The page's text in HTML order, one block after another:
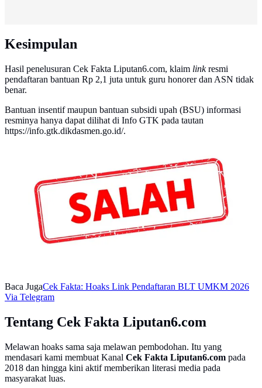
Kesimpulan
Hasil penelusuran Cek Fakta Liputan6.com, klaim linkresmi
pendaftaran bantuan Rp 2,1 juta untuk guru honorer dan ASN tidak
benar.
Bantuan insentif maupun bantuan subsidi upah (BSU) informasi
resminya hanya dapat dilihat di Info GTK pada tautan
https://info.gtk.dikdasmen.go.id/.
Baca JugaCek Fakta: Hoaks Link Pendaftaran BLT UMKM 2026
Via Telegram
Tentang Cek Fakta Liputan6.com
Melawan hoaks sama saja melawan pembodohan. Itu yang
mendasari kami membuat Kanal Cek Fakta Liputan6.com pada
2018 dan hingga kini aktif memberikan literasi media pada
masyarakat luas.